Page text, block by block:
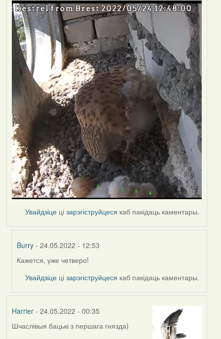
Увайдзіце цізарэгіструйцеся каб пакідаць каментары.
Burry - 24.05.2022 - 12:53
In
reply
by
Кажется, уже четверо!
Увайдзіце цізарэгіструйцеся каб пакідаць каментары.
Harrier- 24.05.2022 - 00:35
Шчаслівыя бацькі з першага гнязда)